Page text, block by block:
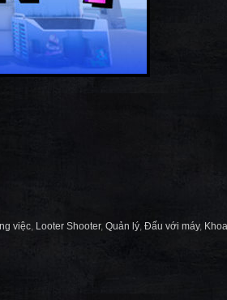
việc, Looter Shooter, Quản lý, Đấu với máy,